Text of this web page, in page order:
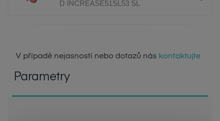
D INCREASE51SL53 SL
V případě nejasností nebo dotazů nás kontaktujte
Parametry